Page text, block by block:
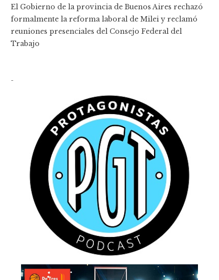
El Gobierno de la provincia de Buenos Aires rechazó
formalmente la reforma laboral de Milei y reclamó
reuniones presenciales del Consejo Federal del
Trabajo
-